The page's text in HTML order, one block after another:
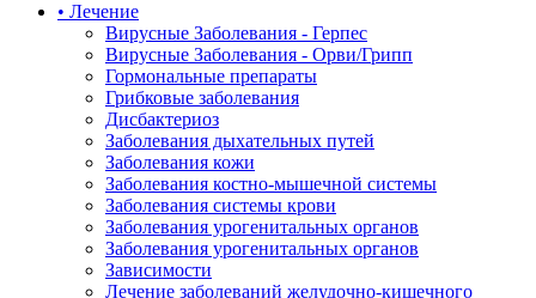
• Лечение
Вирусные Заболевания - Герпес
Вирусные Заболевания - Орви/Грипп
Гормональные препараты
Грибковые заболевания
Дисбактериоз
Заболевания дыхательных путей
Заболевания кожи
Заболевания костно-мышечной системы
Заболевания системы крови
Заболевания урогенитальных органов
Заболевания урогенитальных органов
Зависимости
Лечение заболеваний желудочно-кишечного